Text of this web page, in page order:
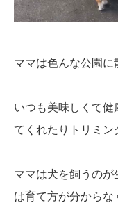
ママは色んな公園に
いつも美味しくて健
てくれたりトリミン
ママは犬を飼うの
は育て方が分からな